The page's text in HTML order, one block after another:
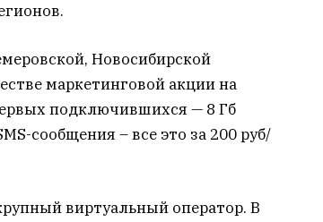
Новосибирской
маркетинговой акции на
подключившихся — 8 Гб
сообщения – все это за 200 руб/
виртуальный оператор. В